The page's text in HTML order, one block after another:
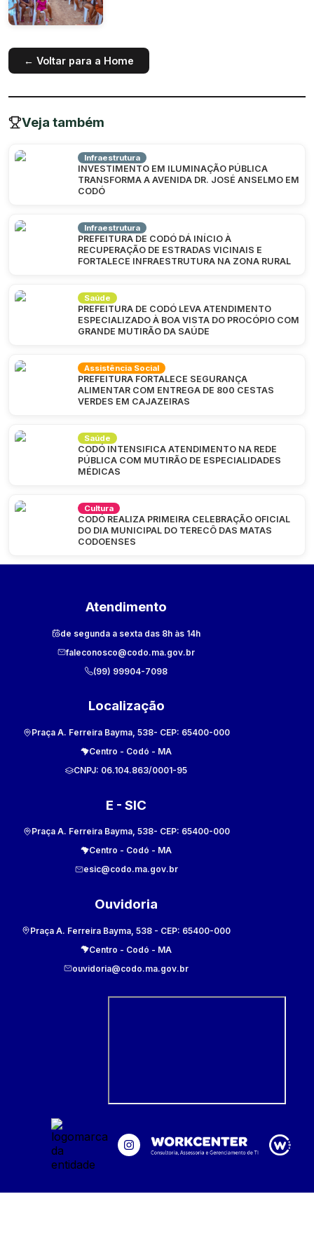
← Voltar para a Home
Veja também
Infraestrutura
INVESTIMENTO EM ILUMINAÇÃO PÚBLICA
TRANSFORMA A AVENIDA DR. JOSÉ ANSELMO EM
CODÓ
Infraestrutura
PREFEITURA DE CODÓ DÁ INÍCIO À
RECUPERAÇÃO DE ESTRADAS VICINAIS E
FORTALECE INFRAESTRUTURA NA ZONA RURAL
Saúde
PREFEITURA DE CODÓ LEVA ATENDIMENTO
ESPECIALIZADO À BOA VISTA DO PROCÓPIO COM
GRANDE MUTIRÃO DA SAÚDE
Assistência Social
PREFEITURA FORTALECE SEGURANÇA
ALIMENTAR COM ENTREGA DE 800 CESTAS
VERDES EM CAJAZEIRAS
Saúde
CODÓ INTENSIFICA ATENDIMENTO NA REDE
PÚBLICA COM MUTIRÃO DE ESPECIALIDADES
MÉDICAS
Cultura
CODÓ REALIZA PRIMEIRA CELEBRAÇÃO OFICIAL
DO DIA MUNICIPAL DO TERECÔ DAS MATAS
CODOENSES
Atendimento
de segunda a sexta das 8h às 14h
faleconosco@codo.ma.gov.br
(99) 99904-7098
Localização
Praça A. Ferreira Bayma, 538- CEP: 65400-000
Centro - Codó - MA
CNPJ: 06.104.863/0001-95
E - SIC
Praça A. Ferreira Bayma, 538- CEP: 65400-000
Centro - Codó - MA
esic@codo.ma.gov.br
Ouvidoria
Praça A. Ferreira Bayma, 538 - CEP: 65400-000
Centro - Codó - MA
ouvidoria@codo.ma.gov.br